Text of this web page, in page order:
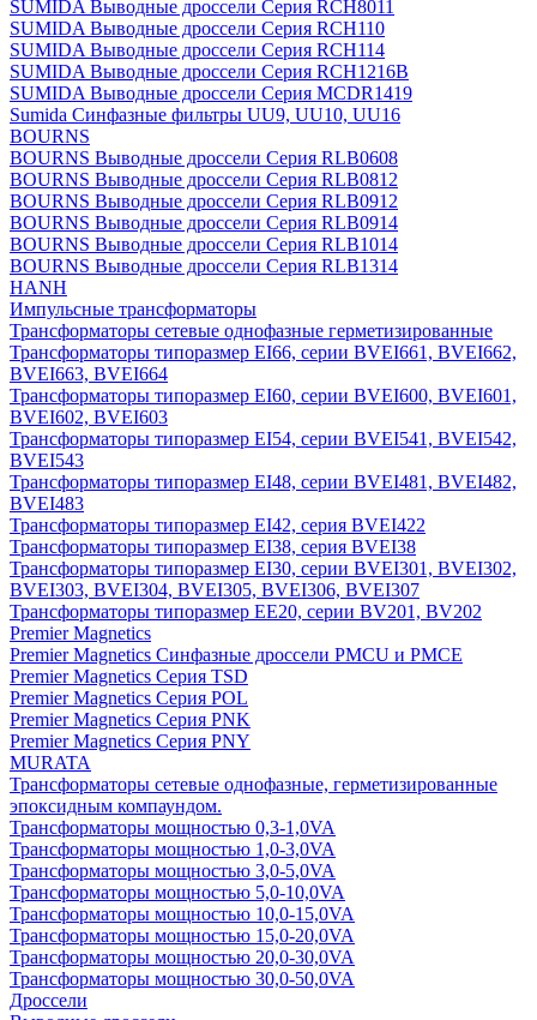
SUMIDA Выводные дроссели Серия RCH8011
SUMIDA Выводные дроссели Серия RCH110
SUMIDA Выводные дроссели Серия RCH114
SUMIDA Выводные дроссели Серия RCH1216B
SUMIDA Выводные дроссели Серия MCDR1419
Sumida Синфазные фильтры UU9, UU10, UU16
BOURNS
BOURNS Выводные дроссели Серия RLB0608
BOURNS Выводные дроссели Серия RLB0812
BOURNS Выводные дроссели Серия RLB0912
BOURNS Выводные дроссели Серия RLB0914
BOURNS Выводные дроссели Серия RLB1014
BOURNS Выводные дроссели Серия RLB1314
HANH
Импульсные трансформаторы
Трансформаторы сетевые однофазные герметизированные
Трансформаторы типоразмер EI66, серии BVEI661, BVEI662,
BVEI663, BVEI664
Трансформаторы типоразмер EI60, серии BVEI600, BVEI601,
BVEI602, BVEI603
Трансформаторы типоразмер EI54, серии BVEI541, BVEI542,
BVEI543
Трансформаторы типоразмер EI48, серии BVEI481, BVEI482,
BVEI483
Трансформаторы типоразмер EI42, серия BVEI422
Трансформаторы типоразмер EI38, серия BVEI38
Трансформаторы типоразмер EI30, серии BVEI301, BVEI302,
BVEI303, BVEI304, BVEI305, BVEI306, BVEI307
Трансформаторы типоразмер EE20, серии BV201, BV202
Premier Magnetics
Premier Magnetics Синфазные дроссели PMCU и PMCE
Premier Magnetics Серия TSD
Premier Magnetics Серия POL
Premier Magnetics Серия PNK
Premier Magnetics Серия PNY
MURATA
Трансформаторы сетевые однофазные, герметизированные
эпоксидным компаундом.
Трансформаторы мощностью 0,3-1,0VA
Трансформаторы мощностью 1,0-3,0VA
Трансформаторы мощностью 3,0-5,0VA
Трансформаторы мощностью 5,0-10,0VA
Трансформаторы мощностью 10,0-15,0VA
Трансформаторы мощностью 15,0-20,0VA
Трансформаторы мощностью 20,0-30,0VA
Трансформаторы мощностью 30,0-50,0VA
Дроссели